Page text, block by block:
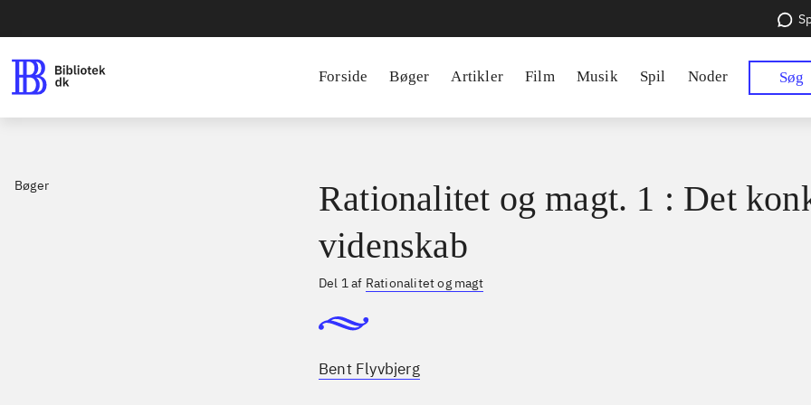
Forside Bøger Artikler Film Musik Spil Noder Søg
Bøger
Rationalitet og magt. 1 : Det
videnskab
Del 1 af Rationalitet og magt
Bent Flyvbjerg